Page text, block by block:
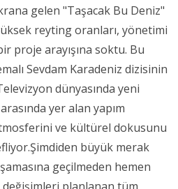
gelen "Taşacak Bu Deniz"
reyting oranları, yönetimi
proje arayışına soktu. Bu
Sevdam Karadeniz dizisinin
dünyasında yeni
yer alan yapım
ve kültürel dokusunu
büyük merak
geçilmeden hemen